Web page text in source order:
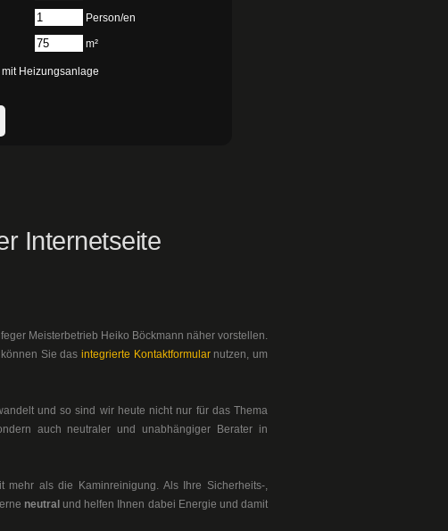
Person/en
m²
Heizungsanlage
Internetseite
Meisterbetrieb Heiko Böckmann näher vorstellen.
Sie das integrierte Kontaktformularnutzen, um
und so sind wir heute nicht nur für das Thema
auch neutraler und unabhängiger Berater in
mehr als die Kaminreinigung. Als Ihre Sicherheits-,
neutral und helfen Ihnen dabei Energie und damit